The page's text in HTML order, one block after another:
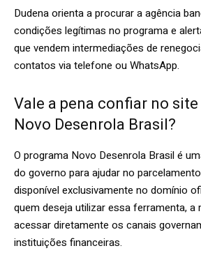
Dudena orienta a procurar a agência
condições legítimas no programa e
que vendem intermediações de
contatos via telefone ou WhatsApp.
Vale a pena confiar no
Novo Desenrola Brasil?
O programa Novo Desenrola Brasil é
do governo para ajudar no
disponível exclusivamente no domínio
quem deseja utilizar essa ferramenta, a
acessar diretamente os canais
instituições financeiras.